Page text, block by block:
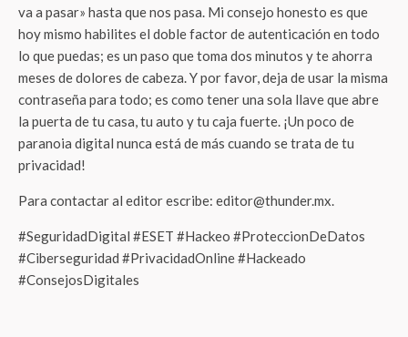
va a pasar» hasta que nos pasa. Mi consejo honesto es que
hoy mismo habilites el doble factor de autenticación en todo
lo que puedas; es un paso que toma dos minutos y te ahorra
meses de dolores de cabeza. Y por favor, deja de usar la misma
contraseña para todo; es como tener una sola llave que abre
la puerta de tu casa, tu auto y tu caja fuerte. ¡Un poco de
paranoia digital nunca está de más cuando se trata de tu
privacidad!
Para contactar al editor escribe: editor@thunder.mx.
#SeguridadDigital #ESET #Hackeo #ProteccionDeDatos
#Ciberseguridad #PrivacidadOnline #Hackeado
#ConsejosDigitales